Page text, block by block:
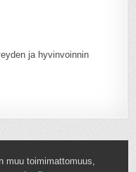
ja hyvinvoinnin
muu toimimattomuus,